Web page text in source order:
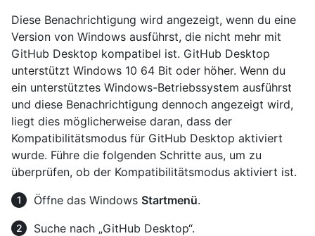
Diese Benachrichtigung wird angezeigt, wenn du eine
Version von Windows ausführst, die nicht mehr mit
GitHub Desktop kompatibel ist. GitHub Desktop
unterstützt Windows 10 64 Bit oder höher. Wenn du
ein unterstütztes Windows-Betriebssystem ausführst
und diese Benachrichtigung dennoch angezeigt wird,
liegt dies möglicherweise daran, dass der
Kompatibilitätsmodus für GitHub Desktop aktiviert
wurde. Führe die folgenden Schritte aus, um zu
überprüfen, ob der Kompatibilitätsmodus aktiviert ist.
Öffne das Windows Startmenü.
Suche nach „GitHub Desktop“.